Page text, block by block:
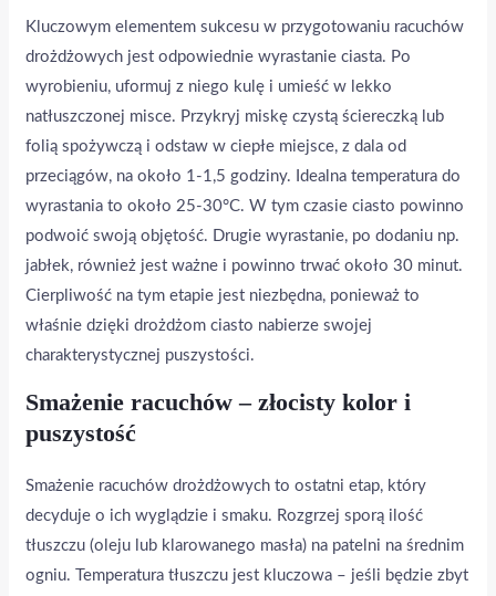
Kluczowym elementem sukcesu w przygotowaniu racuchów
drożdżowych jest odpowiednie wyrastanie ciasta. Po
wyrobieniu, uformuj z niego kulę i umieść w lekko
natłuszczonej misce. Przykryj miskę czystą ściereczką lub
folią spożywczą i odstaw w ciepłe miejsce, z dala od
przeciągów, na około 1-1,5 godziny. Idealna temperatura do
wyrastania to około 25-30°C. W tym czasie ciasto powinno
podwoić swoją objętość. Drugie wyrastanie, po dodaniu np.
jabłek, również jest ważne i powinno trwać około 30 minut.
Cierpliwość na tym etapie jest niezbędna, ponieważ to
właśnie dzięki drożdżom ciasto nabierze swojej
charakterystycznej puszystości.
Smażenie racuchów – złocisty kolor i
puszystość
Smażenie racuchów drożdżowych to ostatni etap, który
decyduje o ich wyglądzie i smaku. Rozgrzej sporą ilość
tłuszczu (oleju lub klarowanego masła) na patelni na średnim
ogniu. Temperatura tłuszczu jest kluczowa – jeśli będzie zbyt